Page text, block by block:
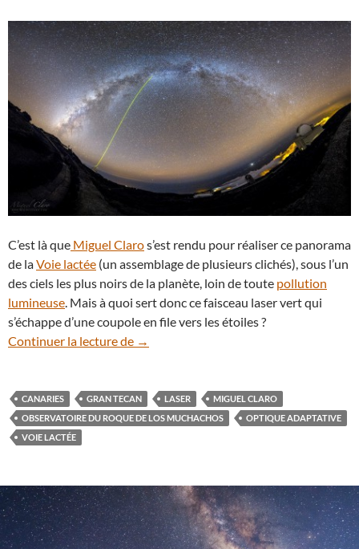
C’est là que Miguel Claros’est rendu pour réaliser ce panorama
de laVoie lactée (un assemblage de plusieurs clichés), sous l’un
des ciels les plus noirs de la planète, loin de toute pollution
lumineuse. Mais à quoi sert donc ce faisceau laser vert qui
s’échappe d’une coupole en file vers les étoiles ?
Continuer la lecture de Un laser fouille la Voie lactée dans le ciel
→
CANARIES GRAN TECAN LASER
MIGUEL CLARO
OBSERVATOIRE DU ROQUE DE LOS MUCHACHOS
OPTIQUE ADAPTATIVE
VOIE LACTÉE